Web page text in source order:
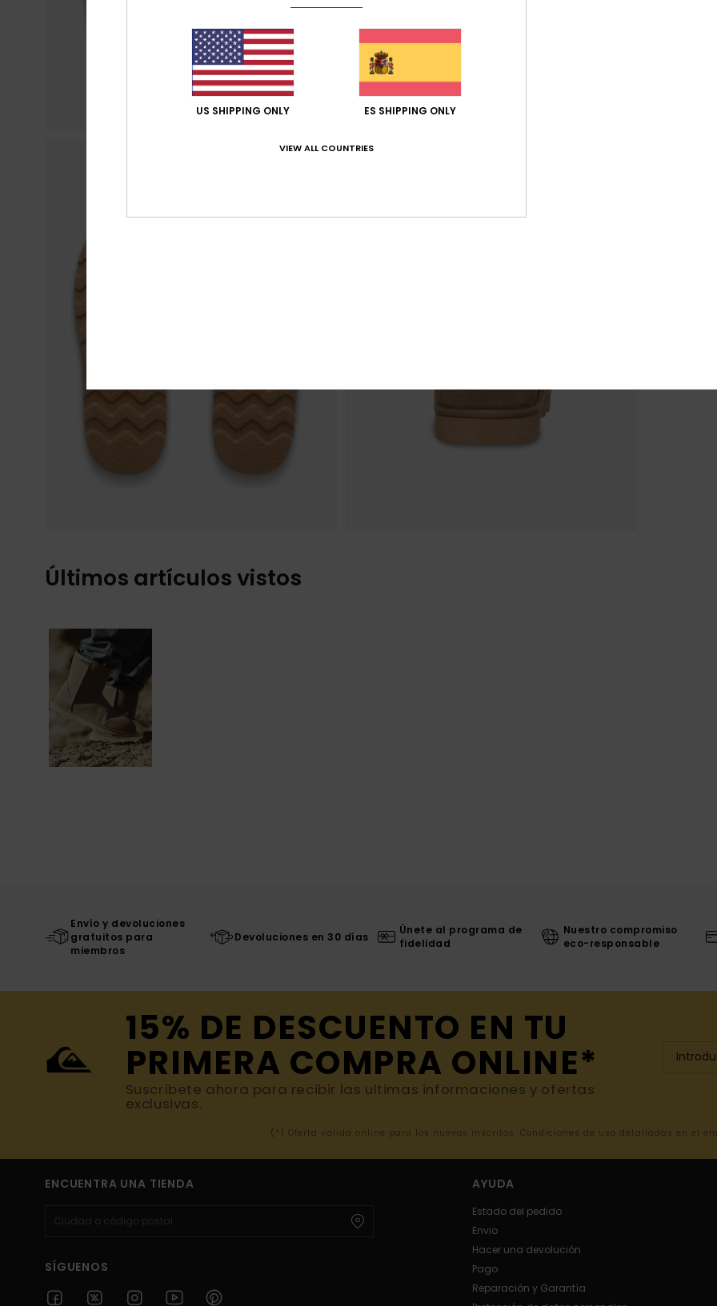
Últimos artículos vistos
Envío y devoluciones
gratuitos para
miembros
Devoluciones en 30 días
Únete al programa de
fidelidad
Nuestro compromiso
eco-responsable
15% DE DESCUENTO EN TU
PRIMERA COMPRA ONLINE*
Suscríbete ahora para recibir las ultimas informaciones y ofertas
exclusivas.
(*) Oferta valida online para los nuevos inscritos. Condiciones de uso detalladas en el
ENCUENTRA UNA TIENDA
SÍGUENOS
AYUDA
Estado del pedido
Envio
Hacer una devolución
Pago
Reparación y Garantía
US SHIPPING ONLY ES SHIPPING ONLY
VIEW ALL COUNTRIES